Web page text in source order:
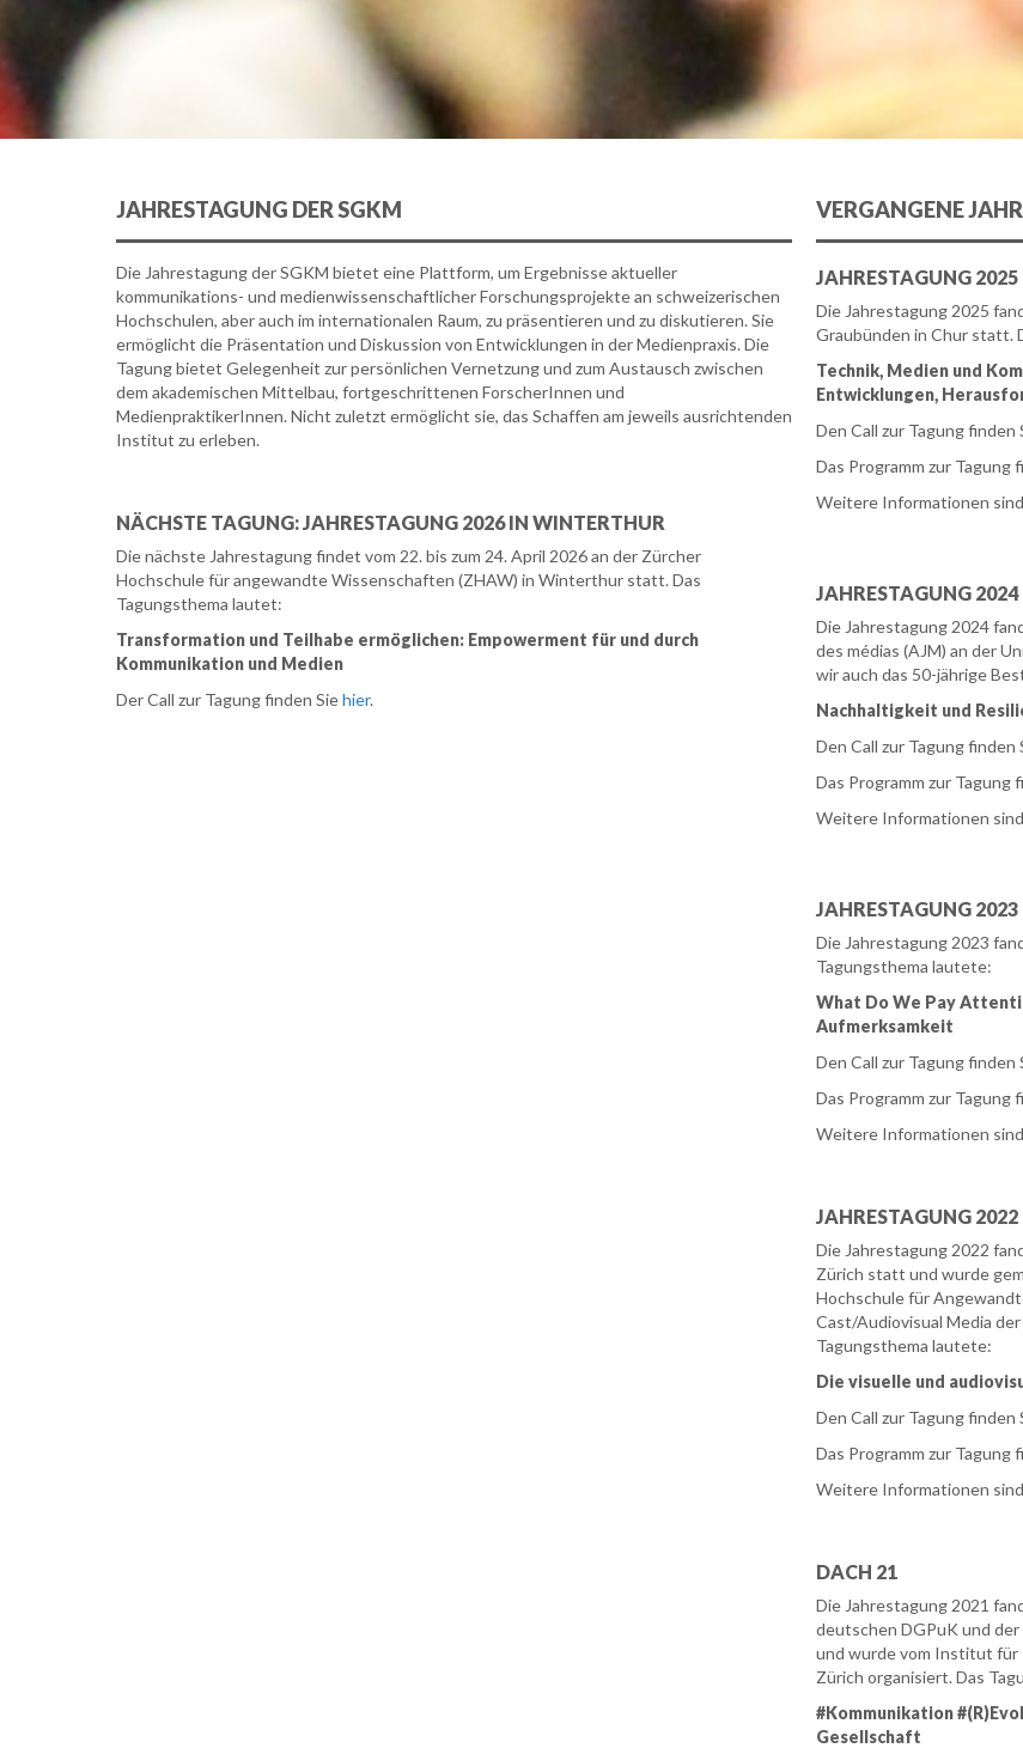
JAHRESTAGUNG DER SGKM
Die Jahrestagung der SGKM bietet eine Plattform, um Ergebnisse aktueller
kommunikations- und medienwissenschaftlicher Forschungsprojekte an schweizerischen
Hochschulen, aber auch im internationalen Raum, zu präsentieren und zu diskutieren. Sie
ermöglicht die Präsentation und Diskussion von Entwicklungen in der Medienpraxis. Die
Tagung bietet Gelegenheit zur persönlichen Vernetzung und zum Austausch zwischen
dem akademischen Mittelbau, fortgeschrittenen ForscherInnen und
MedienpraktikerInnen. Nicht zuletzt ermöglicht sie, das Schaffen am jeweils ausrichtenden
Institut zu erleben.
NÄCHSTE TAGUNG: JAHRESTAGUNG 2026 IN WINTERTHUR
Die nächste Jahrestagung findet vom 22. bis zum 24. April 2026 an der Zürcher
Hochschule für angewandte Wissenschaften (ZHAW) in Winterthur statt. Das
Tagungsthema lautet:
Transformation und Teilhabe ermöglichen: Empowerment für und durch
Kommunikation und Medien
Der Call zur Tagung finden Siehier.
VERGANGENE
JAHRESTAGUNG 2025
Die Jahrestagung 2025
Graubünden in Chur statt.
Technik, Medien und
Entwicklungen,
Den Call zur Tagung finden
Das Programm zur Tagung
Weitere Informationen
JAHRESTAGUNG 2024
Die Jahrestagung 2024
des médias (AJM) an der
wir auch das 50-jährige
Nachhaltigkeit und
Den Call zur Tagung finden
Das Programm zur Tagung
Weitere Informationen
JAHRESTAGUNG 2023
Die Jahrestagung 2023
Tagungsthema lautete:
What Do We Pay
Aufmerksamkeit
Den Call zur Tagung finden
Das Programm zur Tagung
Weitere Informationen
JAHRESTAGUNG 2022
Die Jahrestagung 2022
Zürich statt und wurde
Hochschule für
Cast/Audiovisual Media
Tagungsthema lautete:
Die visuelle und
Den Call zur Tagung finden
Das Programm zur Tagung
Weitere Informationen
DACH 21
Die Jahrestagung 2021
deutschen DGPuK und
und wurde vom Institut für
Zürich organisiert. Das
#Kommunikation
Gesellschaft